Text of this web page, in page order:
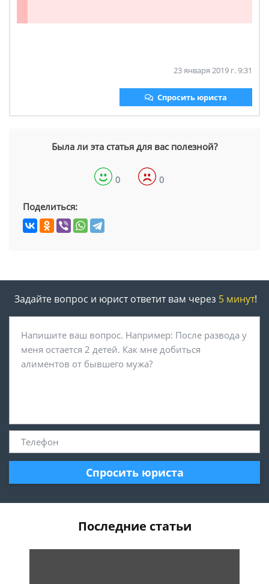
23 января 2019 г. 9:31
Спросить юриста
Была ли эта статья для вас полезной?
0 0
Поделиться:
Задайте вопрос и юрист ответит вам через 5 минут!
Спросить юриста
Последние статьи